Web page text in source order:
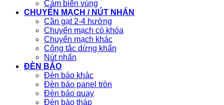
Cảm biến vùng
CHUYỂN MẠCH / NÚT NHẤN
Cần gạt 2-4 hướng
Chuyển mạch có khóa
Chuyển mạch khác
Công tắc dừng khẩn
Nút nhấn
ĐÈN BÁO
Đèn báo khác
Đèn báo panel tròn
Đèn báo quay
Đèn báo tháp